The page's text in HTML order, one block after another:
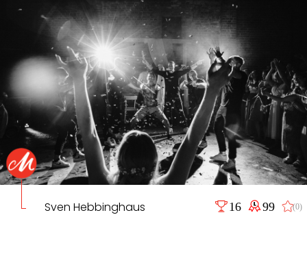
Sven Hebbinghaus 16 99 (0)